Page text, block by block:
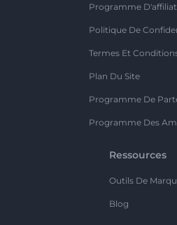
Programme
Politique De
Termes Et
Plan Du Site
Programme De
Programme Des
Ressources
Outils De
Blog